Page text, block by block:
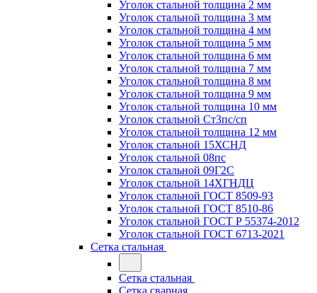
Уголок стальной толщина 2 мм
Уголок стальной толщина 3 мм
Уголок стальной толщина 4 мм
Уголок стальной толщина 5 мм
Уголок стальной толщина 6 мм
Уголок стальной толщина 7 мм
Уголок стальной толщина 8 мм
Уголок стальной толщина 9 мм
Уголок стальной толщина 10 мм
Уголок стальной Ст3пс/сп
Уголок стальной толщина 12 мм
Уголок стальной 15ХСНД
Уголок стальной 08пс
Уголок стальной 09Г2С
Уголок стальной 14ХГНДЦ
Уголок стальной ГОСТ 8509-93
Уголок стальной ГОСТ 8510-86
Уголок стальной ГОСТ Р 55374-2012
Уголок стальной ГОСТ 6713-2021
Сетка стальная
Сетка стальная
Сетка сварная